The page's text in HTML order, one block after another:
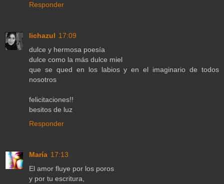
Responder
lichazul 17:09
dulce y hermosa poesía
dulce como la más dulce miel
que se qued en los labios y en el imaginario de todos
nosotros
felicitaciones!!
besitos de luz
Responder
María 17:13
El amor fluye por los poros
y por tu escritura,